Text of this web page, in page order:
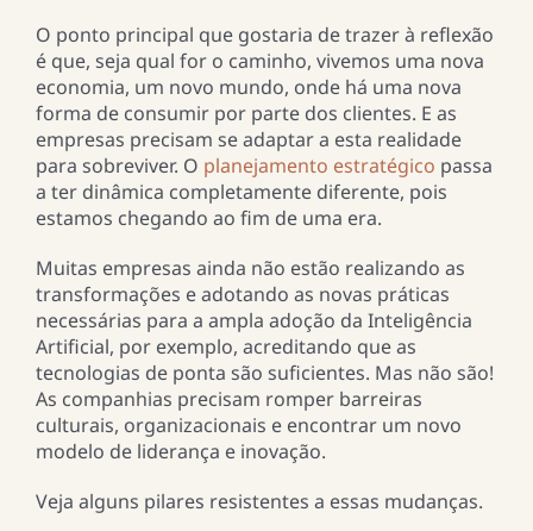
O ponto principal que gostaria de trazer à reflexão
é que, seja qual for o caminho, vivemos uma nova
economia, um novo mundo, onde há uma nova
forma de consumir por parte dos clientes. E as
empresas precisam se adaptar a esta realidade
para sobreviver. O planejamento estratégico passa
a ter dinâmica completamente diferente, pois
estamos chegando ao fim de uma era.
Muitas empresas ainda não estão realizando as
transformações e adotando as novas práticas
necessárias para a ampla adoção da Inteligência
Artificial, por exemplo, acreditando que as
tecnologias de ponta são suficientes. Mas não são!
As companhias precisam romper barreiras
culturais, organizacionais e encontrar um novo
modelo de liderança e inovação.
Veja alguns pilares resistentes a essas mudanças.